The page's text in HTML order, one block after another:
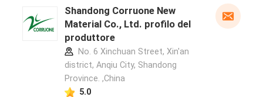
Shandong Corruone New
Material Co., Ltd. profilo del
produttore
No. 6 Xinchuan Street, Xin'an
district, Anqiu City, Shandong
Province. ,China
5.0